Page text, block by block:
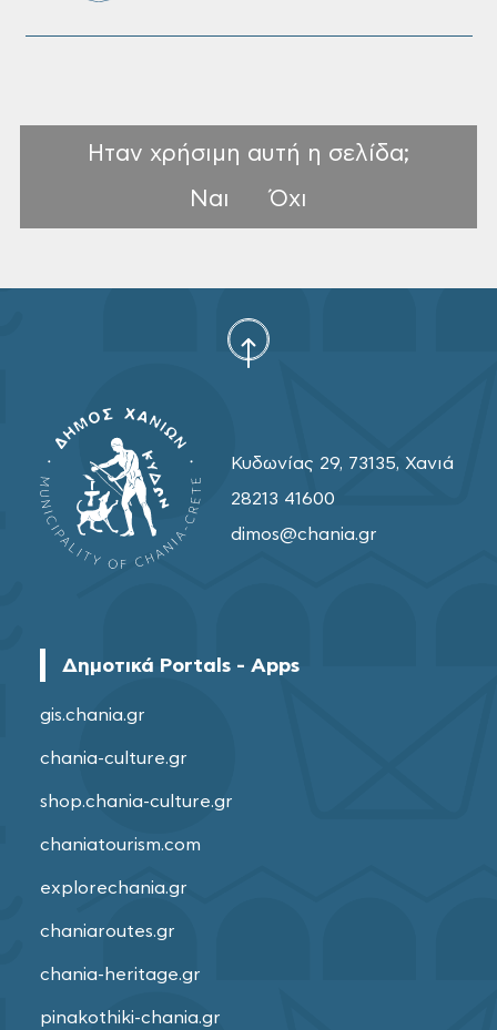
Ηταν χρήσιμη αυτή η σελίδα;
Ναι
Όχι
Κυδωνίας 29, 73135, Χανιά
28213 41600
dimos@chania.gr
Δημοτικά Portals - Apps
gis.chania.gr
chania-culture.gr
shop.chania-culture.gr
chaniatourism.com
explorechania.gr
chaniaroutes.gr
chania-heritage.gr
pinakothiki-chania.gr